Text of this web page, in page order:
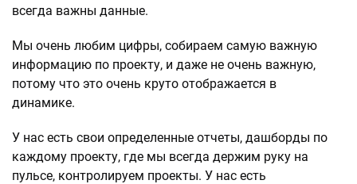
всегда важны данные.
Мы очень любим цифры, собираем самую важную
информацию по проекту, и даже не очень важную,
потому что это очень круто отображается в
динамике.
У нас есть свои определенные отчеты, дашборды по
каждому проекту, где мы всегда держим руку на
пульсе, контролируем проекты. У нас есть